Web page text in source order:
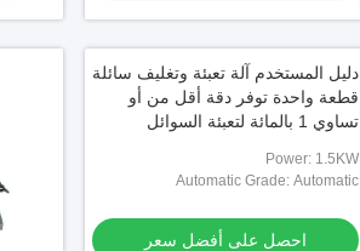
دليل المستخدم آلة تعبئة وتغليف سائلة
قطعة واحدة توفر دقة أقل من أو
تساوي 1 بالمائة لتعبئة السوائل
Power: 1.5KW
Automatic Grade: Automatic
احصل على أفضل سعر